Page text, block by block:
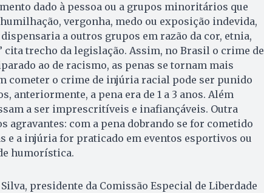
dado à pessoa ou a grupos minoritários que
vergonha, medo ou exposição indevida,
a outros grupos em razão da cor, etnia,
cita trecho da legislação. Assim, no Brasil o crime de
ao de racismo, as penas se tornam mais
cometer o crime de injúria racial pode ser punido
anteriormente, a pena era de 1 a 3 anos. Além
a ser imprescritíveis e inafiançáveis. Outra
agravantes: com a pena dobrando se for cometido
e a injúria for praticado em eventos esportivos ou
humorística.
presidente da Comissão Especial de Liberdade